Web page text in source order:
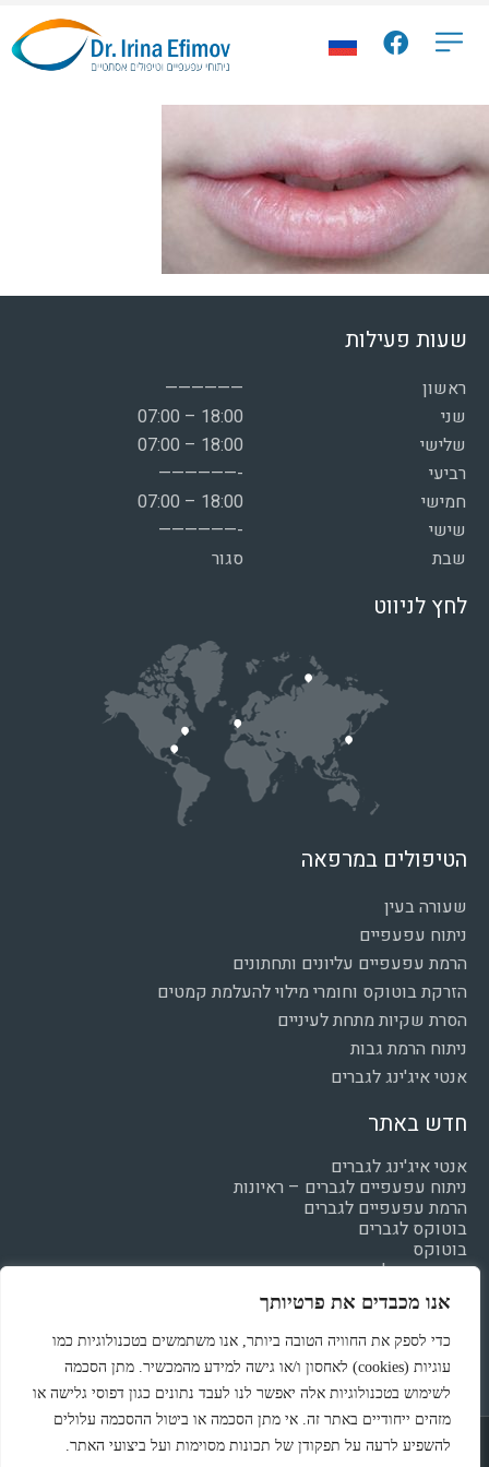
אנו מכבדים את פרטיותך
כדי לספק את החוויה הטובה ביותר, אנו משתמשים בטכנולוגיות כמו
עוגיות (cookies) לאחסון ו/או גישה למידע מהמכשיר. מתן הסכמה
לשימוש בטכנולוגיות אלה יאפשר לנו לעבד נתונים כגון דפוסי גלישה או
מזהים ייחודיים באתר זה. אי מתן הסכמה או ביטול ההסכמה עלולים
להשפיע לרעה על תפקודן של תכונות מסוימות ועל ביצועי האתר.
שעות פעילות
——————
ראשון
07:00 – 18:00
שני
07:00 – 18:00
שלישי
——————-
רביעי
07:00 – 18:00
חמישי
——————-
שישי
סגור
שבת
לחץ לניווט
הטיפולים במרפאה
שעורה בעין
ניתוח עפעפיים
הרמת עפעפיים עליונים ותחתונים
הזרקת בוטוקס וחומרי מילוי להעלמת קמטים
הסרת שקיות מתחת לעיניים
ניתוח הרמת גבות
אנטי איג'ינג לגברים
חדש באתר
אנטי איג'ינג לגברים
ניתוח עפעפיים לגברים – ראיונות
הרמת עפעפיים לגברים
בוטוקס לגברים
בוטוקס
חומצה היאלרונית
מילוי קמטים
הצהרת נגישות מדיניות פרטיות
Powered & Designed by Medical Online